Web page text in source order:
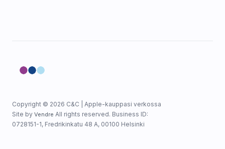
Copyright © 2026 C&C | Apple-kauppasi verkossa
Site by Vendre All rights reserved. Business ID:
0728151-1, Fredrikinkatu 48 A, 00100 Helsinki